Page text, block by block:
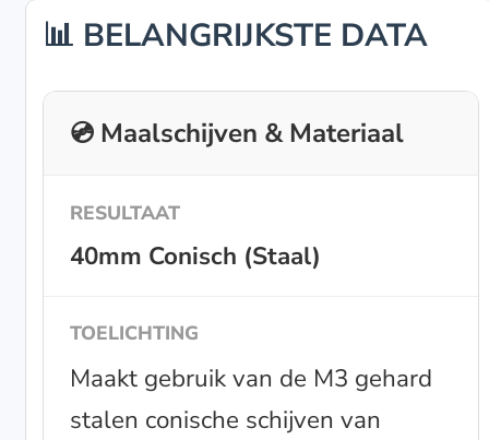
📊 BELANGRIJKSTE DATA
💿 Maalschijven & Materiaal
40mm Conisch (Staal)
Maakt gebruik van de M3 gehard
stalen conische schijven van